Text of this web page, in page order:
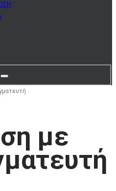
με